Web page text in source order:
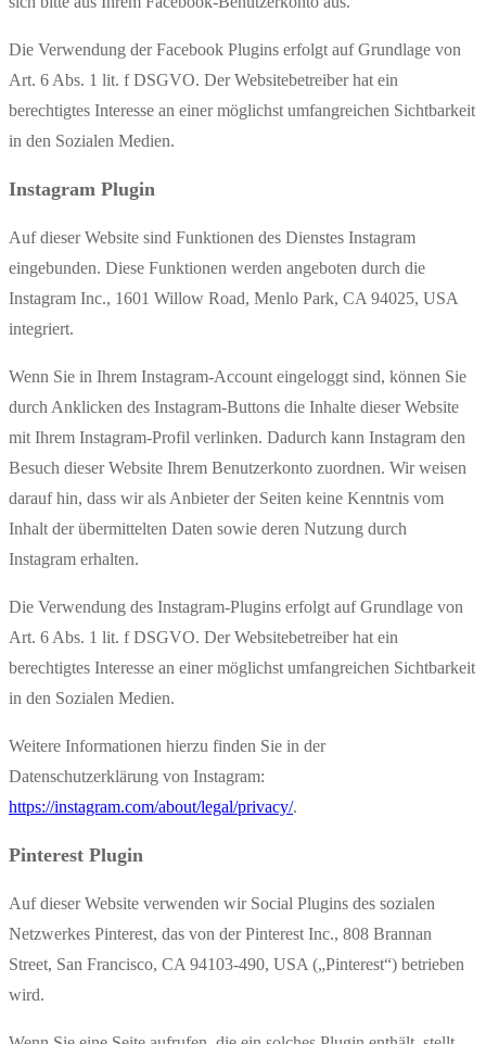
Die Verwendung der Facebook Plugins erfolgt auf Grundlage von
Art. 6 Abs. 1 lit. f DSGVO. Der Websitebetreiber hat ein
berechtigtes Interesse an einer möglichst umfangreichen Sichtbarkeit
in den Sozialen Medien.
Instagram Plugin
Auf dieser Website sind Funktionen des Dienstes Instagram
eingebunden. Diese Funktionen werden angeboten durch die
Instagram Inc., 1601 Willow Road, Menlo Park, CA 94025, USA
integriert.
Wenn Sie in Ihrem Instagram-Account eingeloggt sind, können Sie
durch Anklicken des Instagram-Buttons die Inhalte dieser Website
mit Ihrem Instagram-Profil verlinken. Dadurch kann Instagram den
Besuch dieser Website Ihrem Benutzerkonto zuordnen. Wir weisen
darauf hin, dass wir als Anbieter der Seiten keine Kenntnis vom
Inhalt der übermittelten Daten sowie deren Nutzung durch
Instagram erhalten.
Die Verwendung des Instagram-Plugins erfolgt auf Grundlage von
Art. 6 Abs. 1 lit. f DSGVO. Der Websitebetreiber hat ein
berechtigtes Interesse an einer möglichst umfangreichen Sichtbarkeit
in den Sozialen Medien.
Weitere Informationen hierzu finden Sie in der
Datenschutzerklärung von Instagram:
https://instagram.com/about/legal/privacy/.
Pinterest Plugin
Auf dieser Website verwenden wir Social Plugins des sozialen
Netzwerkes Pinterest, das von der Pinterest Inc., 808 Brannan
Street, San Francisco, CA 94103-490, USA („Pinterest“) betrieben
wird.